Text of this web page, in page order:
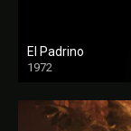
El Padrino
1972
FULL HD